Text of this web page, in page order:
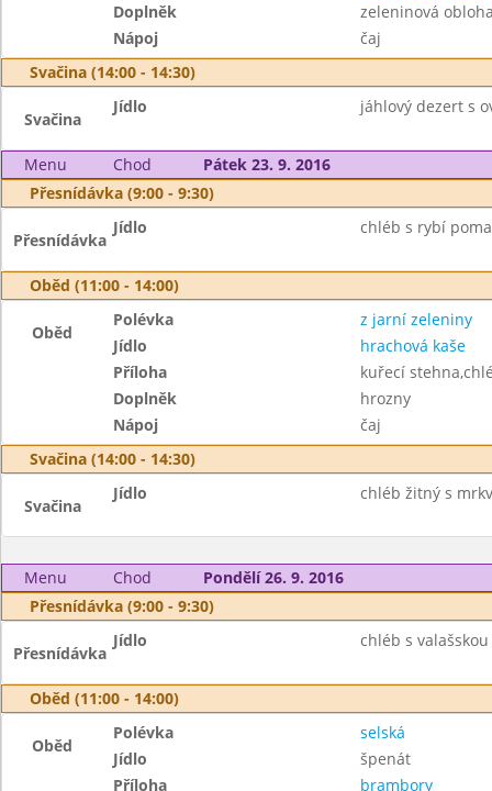
Doplněk
zeleninová
Nápoj
čaj
Svačina (14:00 - 14:30)
Svačina
Jídlo jáhlový dezert s
Menu Chod
Pátek 23. 9. 2016
Přesnídávka (9:00 - 9:30)
Přesnídávka
Jídlo chléb s rybí
Oběd (11:00 - 14:00)
Oběd
Polévka
z jarní zeleniny
Jídlo
hrachová kaše
Příloha
kuřecí
Doplněk
hrozny
Nápoj
čaj
Svačina (14:00 - 14:30)
Svačina
Jídlo chléb žitný s
Menu Chod
Pondělí 26. 9. 2016
Přesnídávka (9:00 - 9:30)
Přesnídávka
Jídlo chléb s
Oběd (11:00 - 14:00)
Oběd
Polévka
selská
Jídlo
špenát
Příloha
brambory